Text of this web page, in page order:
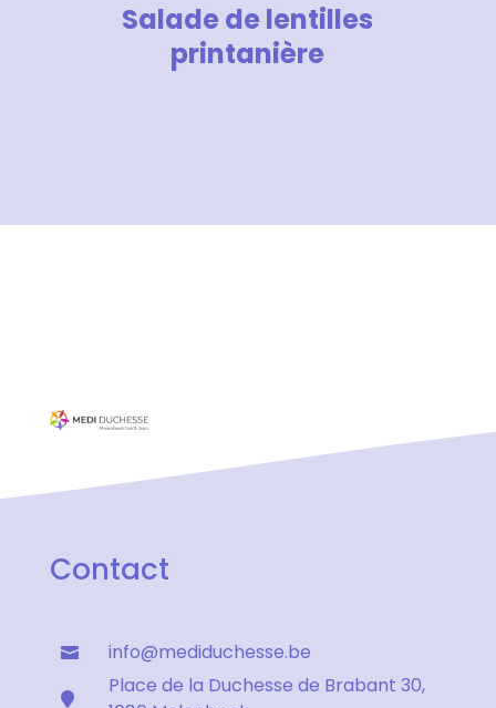
Salade de lentilles
printanière
Contact
 info@mediduchesse.be

Place de la Duchesse de Brabant 30,